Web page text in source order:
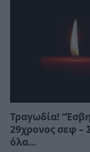
Τραγωδία!
29χρονος σεφ –
όλα…